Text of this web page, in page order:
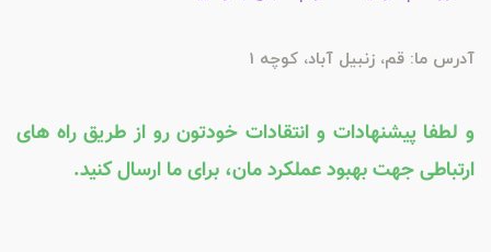
آدرس ما: قم، زنبیل آباد، کوچه 1
و لطفا پیشنهادات و انتقادات خودتون رو از طریق راه های
ارتباطی جهت بهبود عملکرد مان، برای ما ارسال کنید.